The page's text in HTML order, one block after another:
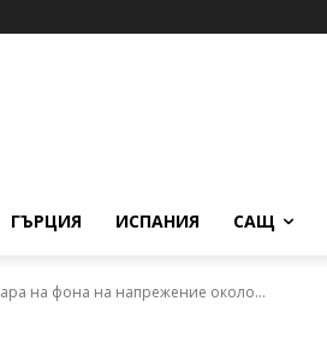
ГЪРЦИЯ ИСПАНИЯ САЩ
на фона на напрежение около...